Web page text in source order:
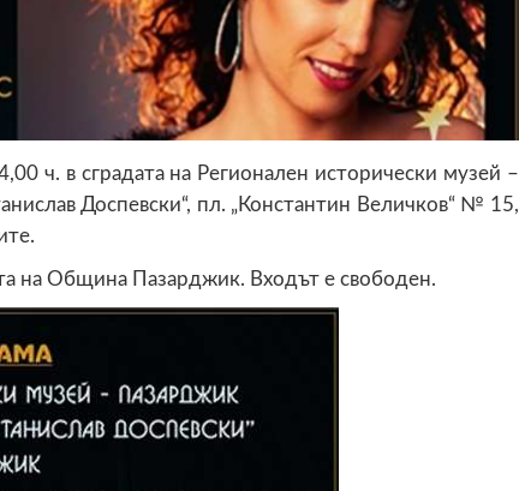
ч. в сградата на Регионален исторически музей –
Доспевски“, пл. „Константин Величков“ № 15,
на Община Пазарджик. Входът е свободен.